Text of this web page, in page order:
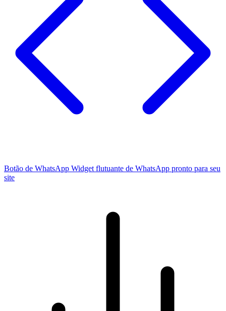
Botão de WhatsApp Widget flutuante de WhatsApp pronto para seu
site